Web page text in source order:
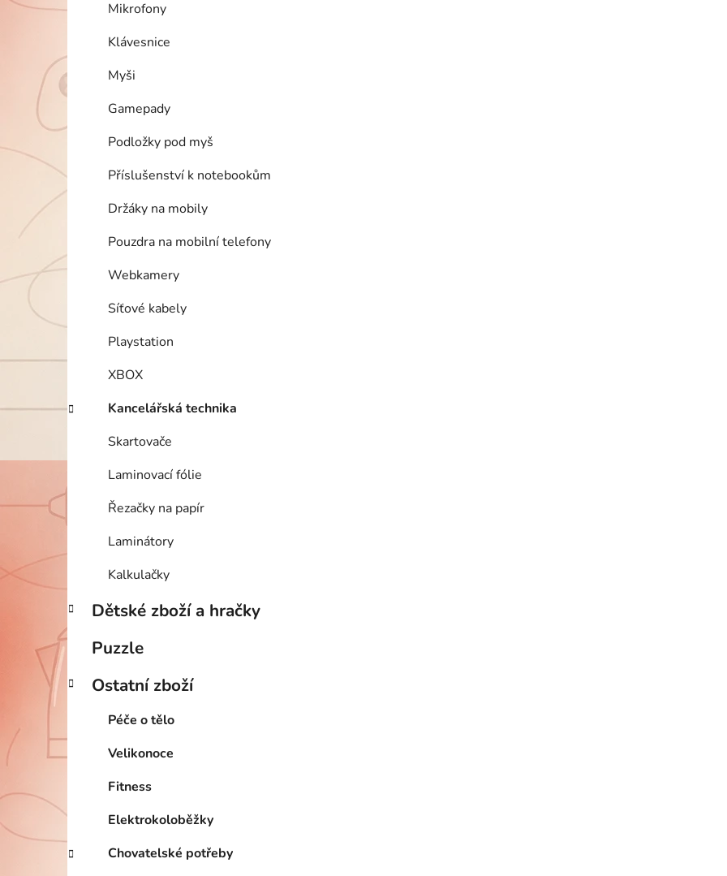
Mikrofony
Klávesnice
Myši
Gamepady
Podložky pod myš
Příslušenství k notebookům
Držáky na mobily
Pouzdra na mobilní telefony
Webkamery
Síťové kabely
Playstation
XBOX
Kancelářská technika
Skartovače
Laminovací fólie
Řezačky na papír
Laminátory
Kalkulačky
Dětské zboží a hračky
Puzzle
Ostatní zboží
Péče o tělo
Velikonoce
Fitness
Elektrokoloběžky
Chovatelské potřeby